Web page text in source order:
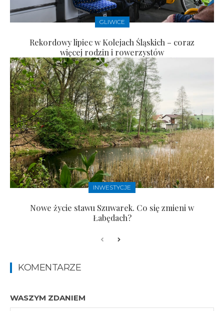
GLIWICE
Rekordowy lipiec w Kolejach Śląskich – coraz
więcej rodzin i rowerzystów
INWESTYCJE
Nowe życie stawu Szuwarek. Co się zmieni w
Łabędach?
KOMENTARZE
WASZYM ZDANIEM